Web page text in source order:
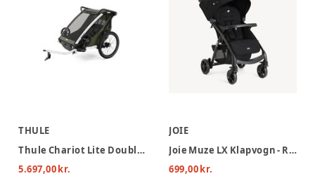
THULE
Thule Chariot Lite Double Cykelvogn - Vintage Green
5.697,00 kr.
JOIE
Joie Muze LX Klapvogn - Raven
699,00 kr.